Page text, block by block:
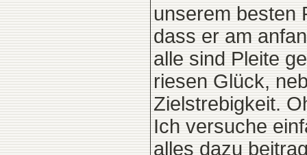
unserem besten
dass er am
alle sind Pleite
riesen Glück,
Zielstrebigkeit.
Ich versuche
alles dazu